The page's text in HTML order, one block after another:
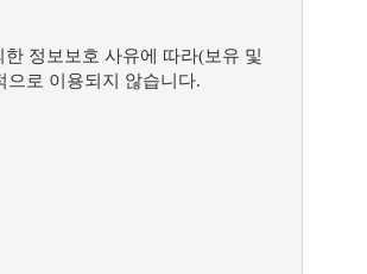
정보보호 사유에 따라(보유 및
으로 이용되지 않습니다.